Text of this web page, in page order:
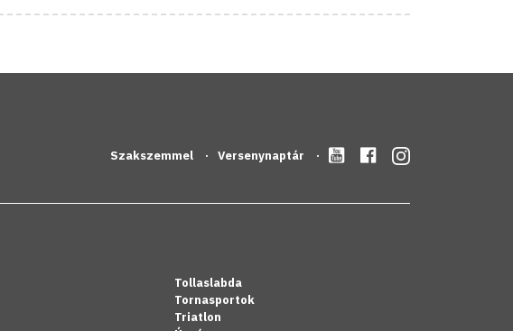
Szakszemmel Versenynaptár
Tollaslabda
Tornasportok
Triatlon